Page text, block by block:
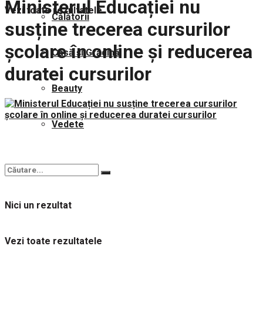
Călătorii
Casă și Grădină
Beauty
Vedete
Nici un rezultat
Vezi toate rezultatele
Vezi toate rezultatele
Ministerul Educației nu
susține trecerea cursurilor
școlare în online și reducerea
duratei cursurilor